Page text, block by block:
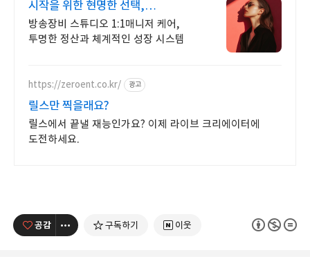
시작을 위한 현명한 선택,
크리에이터, BJ 상시 모집
방송장비 스튜디오 1:1매니저 케어,
투명한 정산과 체계적인 성장 시스템
https://zeroent.co.kr/ 광고
릴스만 찍을래요?
릴스에서 끝낼 재능인가요? 이제 라이브 크리에이터에
도전하세요.
공감 구독하기 이웃